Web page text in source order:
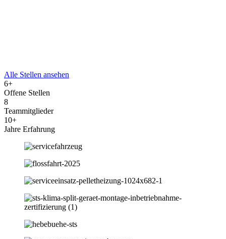
Alle Stellen ansehen
6+
Offene Stellen
8
Teammitglieder
10+
Jahre Erfahrung